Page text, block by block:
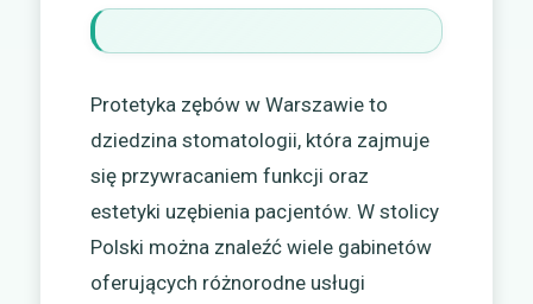
Protetyka zębów w Warszawie to
dziedzina stomatologii, która zajmuje
się przywracaniem funkcji oraz
estetyki uzębienia pacjentów. W stolicy
Polski można znaleźć wiele gabinetów
oferujących różnorodne usługi